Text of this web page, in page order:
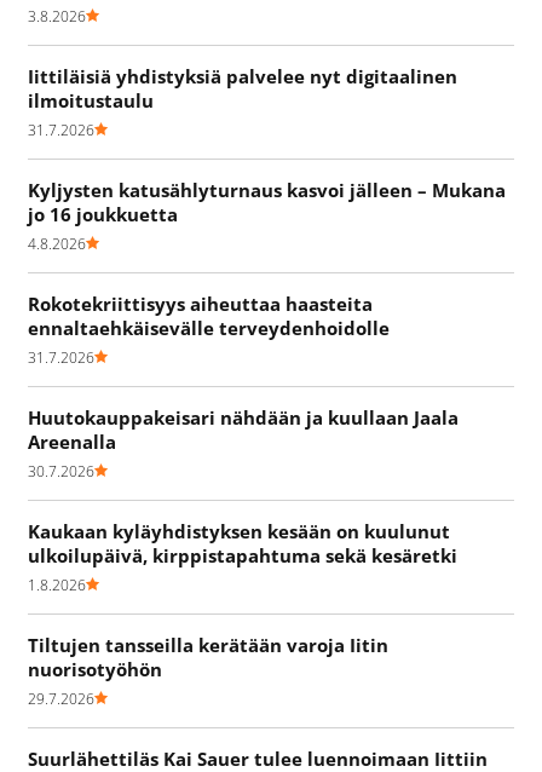
3.8.2026
Iittiläisiä yhdistyksiä palvelee nyt digitaalinen
ilmoitustaulu
31.7.2026
Kyljysten katusählyturnaus kasvoi jälleen – Mukana
jo 16 joukkuetta
4.8.2026
Rokotekriittisyys aiheuttaa haasteita
ennaltaehkäisevälle terveydenhoidolle
31.7.2026
Huutokauppakeisari nähdään ja kuullaan Jaala
Areenalla
30.7.2026
Kaukaan kyläyhdistyksen kesään on kuulunut
ulkoilupäivä, kirppistapahtuma sekä kesäretki
1.8.2026
Tiltujen tansseilla kerätään varoja Iitin
nuorisotyöhön
29.7.2026
Suurlähettiläs Kai Sauer tulee luennoimaan Iittiin